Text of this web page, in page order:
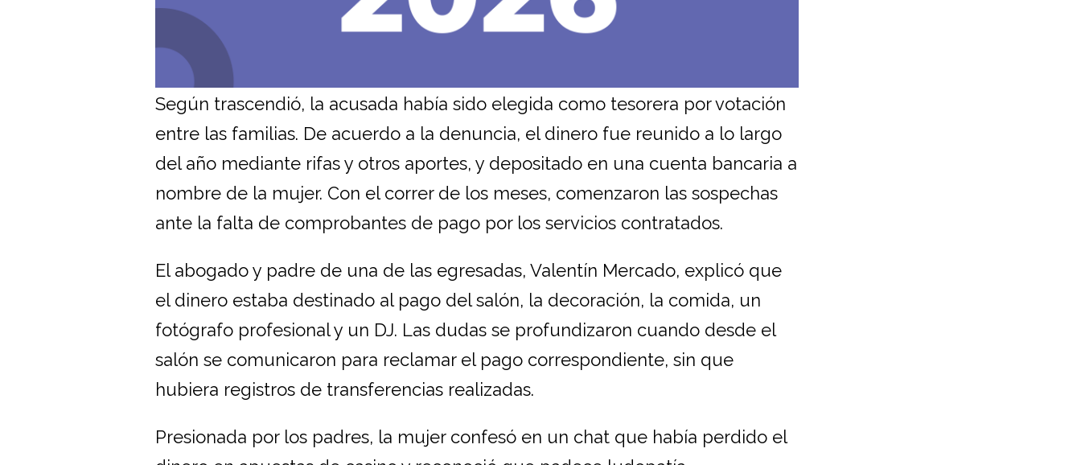
Según trascendió, la acusada había sido elegida como tesorera por votación
entre las familias. De acuerdo a la denuncia, el dinero fue reunido a lo largo
del año mediante rifas y otros aportes, y depositado en una cuenta bancaria a
nombre de la mujer. Con el correr de los meses, comenzaron las sospechas
ante la falta de comprobantes de pago por los servicios contratados.
El abogado y padre de una de las egresadas, Valentín Mercado, explicó que
el dinero estaba destinado al pago del salón, la decoración, la comida, un
fotógrafo profesional y un DJ. Las dudas se profundizaron cuando desde el
salón se comunicaron para reclamar el pago correspondiente, sin que
hubiera registros de transferencias realizadas.
Presionada por los padres, la mujer confesó en un chat que había perdido el